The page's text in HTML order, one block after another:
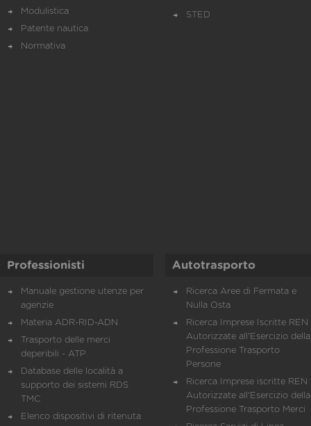
Modulistica
Patente nautica
Normativa
STED
Professionisti
Manuale gestione utenze per
agenzie
Materia ADR-RID-ADN
Trasporto delle merci
deperibili - ATP
Database delle località a
supporto dei sistemi RDS
TMC
Elenco dispositivi di ritenuta
Autotrasporto
Ricerca Aree di Fermata e
Nulla Osta
Ricerca Imprese Iscritte REN
Autorizzate all'Esercizio della
Professione Trasporto
Persone
Ricerca Imprese iscritte REN
Autorizzate all'Esercizio della
Professione Trasporto Merci